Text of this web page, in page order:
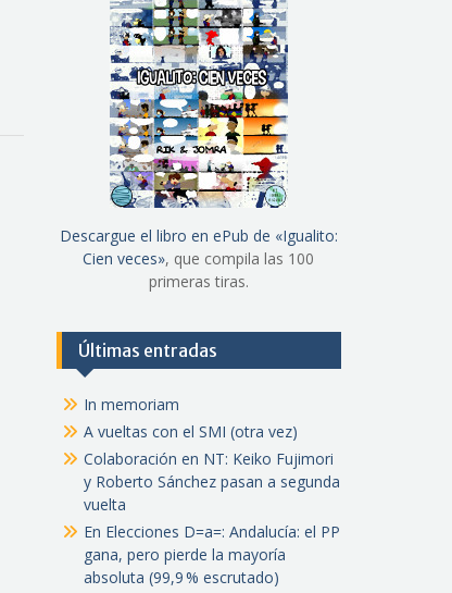
Descargue el libro en ePub de «Igualito:
Cien veces», que compila las 100
primeras tiras.
Últimas entradas
In memoriam
A vueltas con el SMI (otra vez)
Colaboración en NT: Keiko Fujimori
y Roberto Sánchez pasan a segunda
vuelta
En Elecciones D=a=: Andalucía: el PP
gana, pero pierde la mayoría
absoluta (99,9 % escrutado)